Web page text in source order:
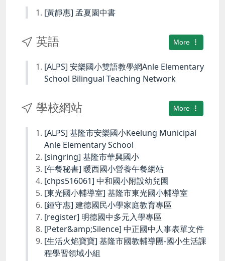
[黃靜惠] 孟夏園中書
More
英語
[ALPS] 安樂國小雙語教學網Anle Elementary
School Bilingual Teaching Network
More
學校網站
[ALPS] 基隆市安樂國小Keelung Municipal
Anle Elementary School
[singring] 基隆市華興國小
[午餐秘書] 暖西國小營養午餐網站
[chps516061] 中和國小附設幼兒園
[東光國小輔導室] 基隆市東光國小輔導室
[鍾守惠] 建德國民小學家庭教育專區
[register] 明德國中多元入學專區
[Peter&amp;Silence] 中正國中人事表單文件
[生活火焰寶寶] 基隆市國教輔導團-國小生活課
程學習領域小組